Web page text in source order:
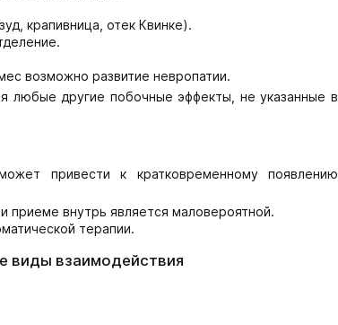
крапивница, отек Квинке).
возможно развитие невропатии.
любые другие побочные эффекты, не указанные в
привести к кратковременному появлению
приеме внутрь является маловероятной.
терапии.
виды взаимодействия